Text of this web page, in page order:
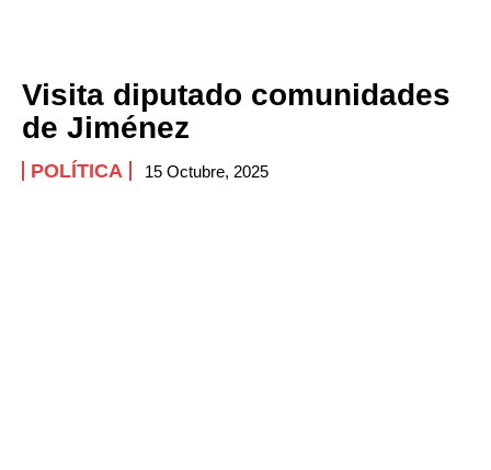
Visita diputado comunidades
de Jiménez
POLÍTICA 15 Octubre, 2025